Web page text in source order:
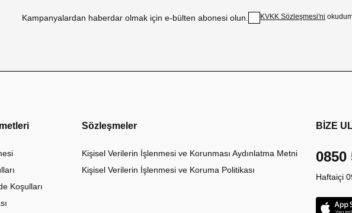
Kampanyalardan haberdar olmak için e-bülten abonesi olun. KVKK Sözleşmesi'ni
Koşulları
Sözleşmeler
Kişisel Verilerin İşlenmesi ve Korunması Aydınlatma Metni
Kişisel Verilerin İşlenmesi ve Koruma Politikası
BİZE
0850
Haftaiçi